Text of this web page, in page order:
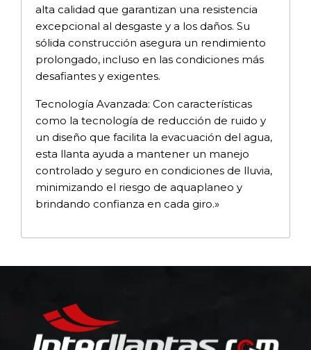
alta calidad que garantizan una resistencia
excepcional al desgaste y a los daños. Su
sólida construcción asegura un rendimiento
prolongado, incluso en las condiciones más
desafiantes y exigentes.
Tecnología Avanzada: Con características
como la tecnología de reducción de ruido y
un diseño que facilita la evacuación del agua,
esta llanta ayuda a mantener un manejo
controlado y seguro en condiciones de lluvia,
minimizando el riesgo de aquaplaneo y
brindando confianza en cada giro.»